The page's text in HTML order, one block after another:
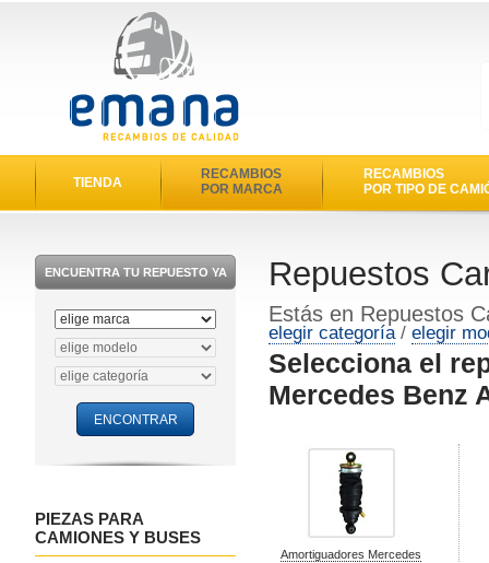
TIENDA
RECAMBIOS
POR MARCA
RECAMBIOS
POR TIPO DE
ENCUENTRA TU REPUESTO YA
PIEZAS PARA
CAMIONES Y BUSES
Repuestos
Estás en Repuestos
elegir categoría/ elegir
Selecciona el
Mercedes Benz
Amortiguadores Mercedes